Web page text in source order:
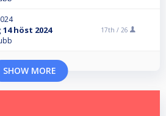
höst 2024 17th / 26
SHOW MORE